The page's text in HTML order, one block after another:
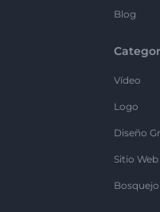
Blog
Vídeo
Logo
Diseño
Sitio Web
Bosquejo